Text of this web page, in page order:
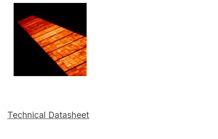
Technical Datasheet